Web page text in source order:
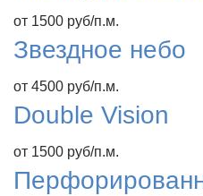
от 1500 руб/п.м.
Звездное небо
от 4500 руб/п.м.
Double Vision
от 1500 руб/п.м.